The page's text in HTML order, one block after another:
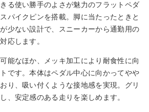
る使い勝手のよさが魅力のフラットペダ
パイクピンを搭載。脚に当たったときと
少ない設計で、スニーカーから通勤用の
応します。
能なほか、メッキ加工により耐食性に向
です。本体はペダル中心に向かってやや
り、吸い付くような接地感を実現。グリ
、安定感のある走りを楽しめます。